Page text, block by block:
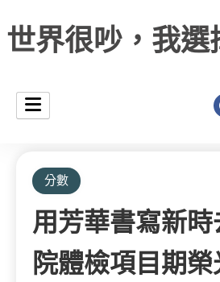
世界很吵，我
分數
用芳華書寫新
院體檢項目期